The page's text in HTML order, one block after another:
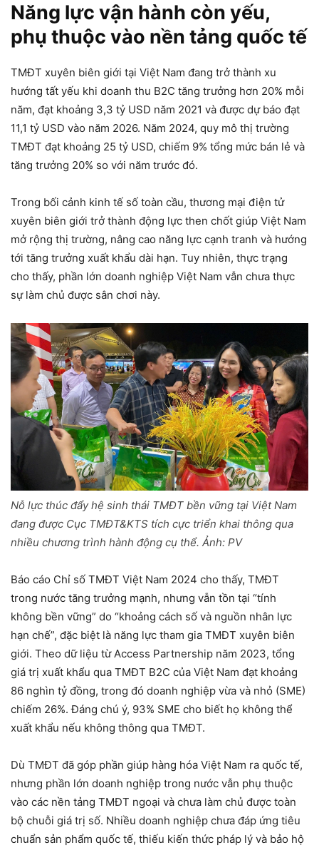
Năng lực vận hành còn yếu,
phụ thuộc vào nền tảng quốc tế
TMĐT xuyên biên giới tại Việt Nam đang trở thành xu
hướng tất yếu khi doanh thu B2C tăng trưởng hơn 20% mỗi
năm, đạt khoảng 3,3 tỷ USD năm 2021 và được dự báo đạt
11,1 tỷ USD vào năm 2026. Năm 2024, quy mô thị trường
TMĐT đạt khoảng 25 tỷ USD, chiếm 9% tổng mức bán lẻ và
tăng trưởng 20% so với năm trước đó.
Trong bối cảnh kinh tế số toàn cầu, thương mại điện tử
xuyên biên giới trở thành động lực then chốt giúp Việt Nam
mở rộng thị trường, nâng cao năng lực cạnh tranh và hướng
tới tăng trưởng xuất khẩu dài hạn. Tuy nhiên, thực trạng
cho thấy, phần lớn doanh nghiệp Việt Nam vẫn chưa thực
sự làm chủ được sân chơi này.
Nỗ lực thúc đẩy hệ sinh thái TMĐT bền vững tại Việt Nam
đang được Cục TMĐT&KTS tích cực triển khai thông qua
nhiều chương trình hành động cụ thể. Ảnh: PV
Báo cáo Chỉ số TMĐT Việt Nam 2024 cho thấy, TMĐT
trong nước tăng trưởng mạnh, nhưng vẫn tồn tại “tính
không bền vững” do “khoảng cách số và nguồn nhân lực
hạn chế”, đặc biệt là năng lực tham gia TMĐT xuyên biên
giới. Theo dữ liệu từ Access Partnership năm 2023, tổng
giá trị xuất khẩu qua TMĐT B2C của Việt Nam đạt khoảng
86 nghìn tỷ đồng, trong đó doanh nghiệp vừa và nhỏ (SME)
chiếm 26%. Đáng chú ý, 93% SME cho biết họ không thể
xuất khẩu nếu không thông qua TMĐT.
Dù TMĐT đã góp phần giúp hàng hóa Việt Nam ra quốc tế,
nhưng phần lớn doanh nghiệp trong nước vẫn phụ thuộc
vào các nền tảng TMĐT ngoại và chưa làm chủ được toàn
bộ chuỗi giá trị số. Nhiều doanh nghiệp chưa đáp ứng tiêu
chuẩn sản phẩm quốc tế, thiếu kiến thức pháp lý và bảo hộ